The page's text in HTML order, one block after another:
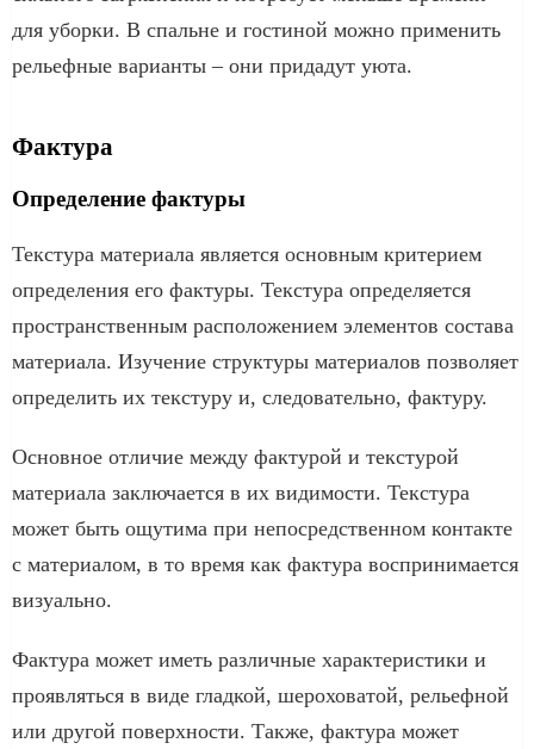
для уборки. В спальне и гостиной можно применить
рельефные варианты – они придадут уюта.
Фактура
Определение фактуры
Текстура материала является основным критерием
определения его фактуры. Текстура определяется
пространственным расположением элементов состава
материала. Изучение структуры материалов позволяет
определить их текстуру и, следовательно, фактуру.
Основное отличие между фактурой и текстурой
материала заключается в их видимости. Текстура
может быть ощутима при непосредственном контакте
с материалом, в то время как фактура воспринимается
визуально.
Фактура может иметь различные характеристики и
проявляться в виде гладкой, шероховатой, рельефной
или другой поверхности. Также, фактура может